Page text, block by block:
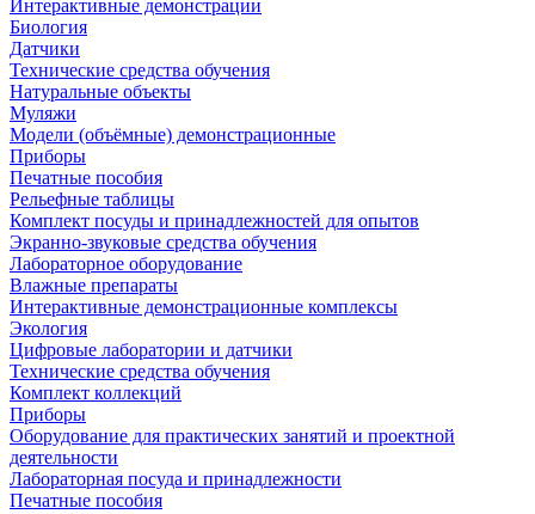
Интерактивные демонстрации
Биология
Датчики
Технические средства обучения
Натуральные объекты
Муляжи
Модели (объёмные) демонстрационные
Приборы
Печатные пособия
Рельефные таблицы
Комплект посуды и принадлежностей для опытов
Экранно-звуковые средства обучения
Лабораторное оборудование
Влажные препараты
Интерактивные демонстрационные комплексы
Экология
Цифровые лаборатории и датчики
Технические средства обучения
Комплект коллекций
Приборы
Оборудование для практических занятий и проектной
деятельности
Лабораторная посуда и принадлежности
Печатные пособия